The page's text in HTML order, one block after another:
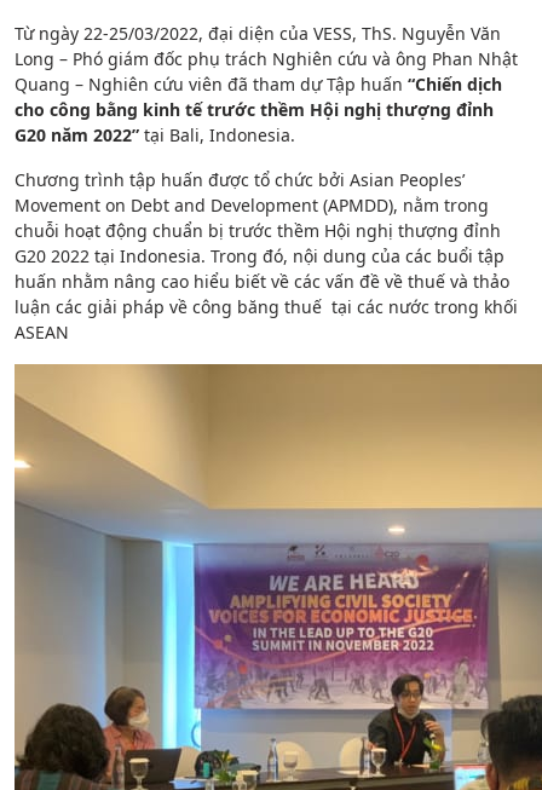
(Twitter)
Từ ngày 22-25/03/2022, đại diện của VESS, ThS. Nguyễn Văn
Long – Phó giám đốc phụ trách Nghiên cứu và ông Phan Nhật
Quang – Nghiên cứu viên đã tham dự Tập huấn “Chiến dịch
cho công bằng kinh tế trước thềm Hội nghị thượng đỉnh
G20 năm 2022” tại Bali, Indonesia.
Chương trình tập huấn được tổ chức bởi Asian Peoples’
Movement on Debt and Development (APMDD), nằm trong
chuỗi hoạt động chuẩn bị trước thềm Hội nghị thượng đỉnh
G20 2022 tại Indonesia. Trong đó, nội dung của các buổi tập
huấn nhằm nâng cao hiểu biết về các vấn đề về thuế và thảo
luận các giải pháp về công băng thuế tại các nước trong khối
ASEAN